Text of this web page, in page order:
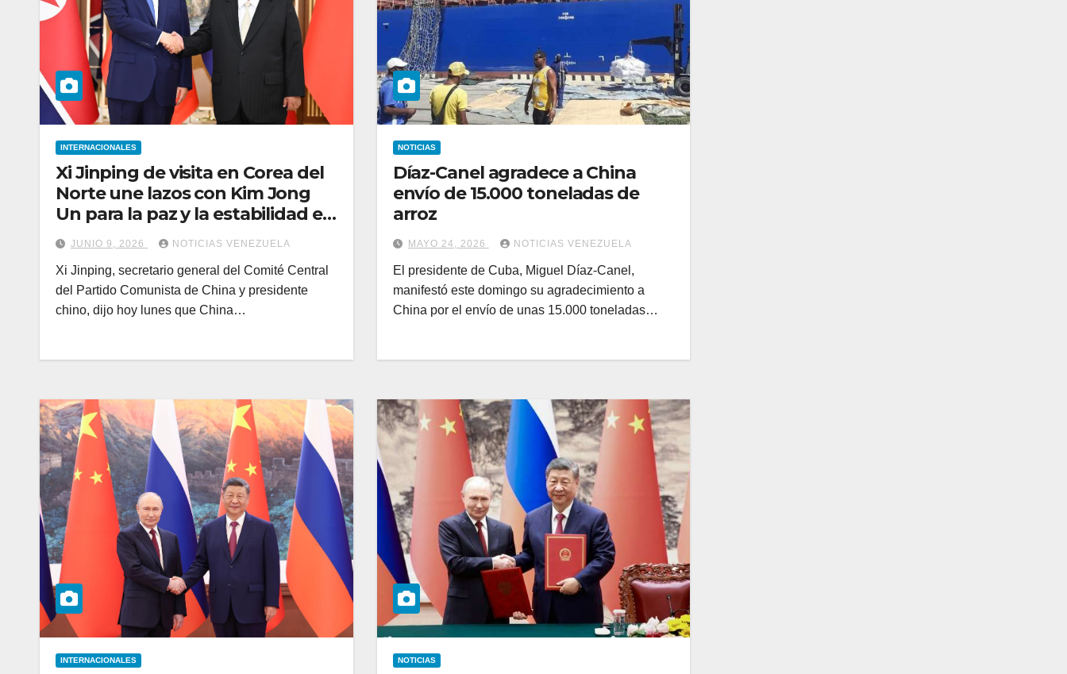
INTERNACIONALES
Xi Jinping de visita en Corea del
Norte une lazos con Kim Jong
Un para la paz y la estabilidad en
la región
JUNIO 9, 2026 NOTICIAS VENEZUELA
Xi Jinping, secretario general del Comité Central
del Partido Comunista de China y presidente
chino, dijo hoy lunes que China…
NOTICIAS
Díaz-Canel agradece a China
envío de 15.000 toneladas de
arroz
MAYO 24, 2026 NOTICIAS VENEZUELA
El presidente de Cuba, Miguel Díaz-Canel,
manifestó este domingo su agradecimiento a
China por el envío de unas 15.000 toneladas…
INTERNACIONALES NOTICIAS